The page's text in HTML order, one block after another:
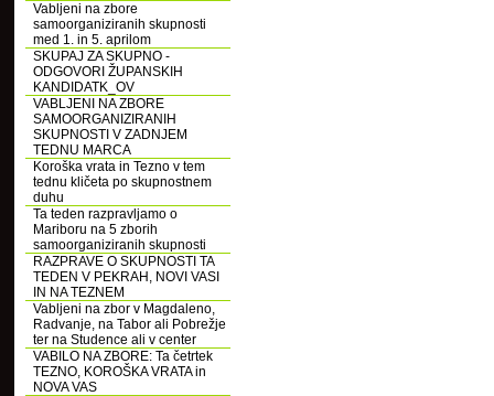
Vabljeni na zbore
samoorganiziranih skupnosti
med 1. in 5. aprilom
SKUPAJ ZA SKUPNO -
ODGOVORI ŽUPANSKIH
KANDIDATK_OV
VABLJENI NA ZBORE
SAMOORGANIZIRANIH
SKUPNOSTI V ZADNJEM
TEDNU MARCA
Koroška vrata in Tezno v tem
tednu kličeta po skupnostnem
duhu
Ta teden razpravljamo o
Mariboru na 5 zborih
samoorganiziranih skupnosti
RAZPRAVE O SKUPNOSTI TA
TEDEN V PEKRAH, NOVI VASI
IN NA TEZNEM
Vabljeni na zbor v Magdaleno,
Radvanje, na Tabor ali Pobrežje
ter na Studence ali v center
VABILO NA ZBORE: Ta četrtek
TEZNO, KOROŠKA VRATA in
NOVA VAS